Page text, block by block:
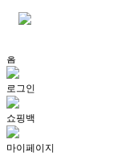
홈
로그인
쇼핑백
마이페이지